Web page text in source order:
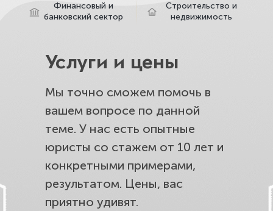
Финансовый и
банковский сектор
Строительство и
недвижимость
Услуги и цены
Мы точно сможем помочь в
вашем вопросе по данной
теме. У нас есть опытные
юристы со стажем от 10 лет и
конкретными примерами,
результатом. Цены, вас
приятно удивят.